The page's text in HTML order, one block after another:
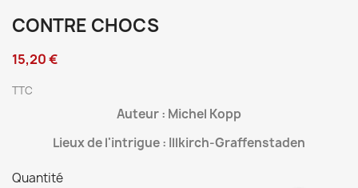
CONTRE CHOCS
15,20 €
TTC
Auteur : Michel Kopp
Lieux de l'intrigue : Illkirch-Graffenstaden
Quantité